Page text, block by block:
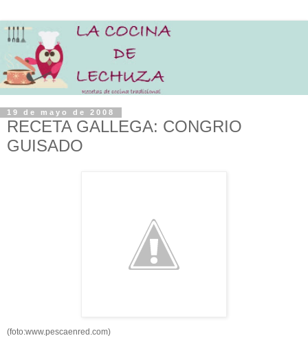
19 de mayo de 2008
RECETA GALLEGA: CONGRIO
GUISADO
(foto:www.pescaenred.com)